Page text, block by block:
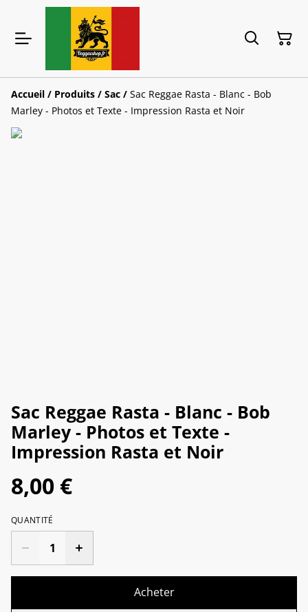
Accueil / Produits / Sac / Sac Reggae Rasta - Blanc - Bob
Marley - Photos et Texte - Impression Rasta et Noir
Sac Reggae Rasta - Blanc - Bob
Marley - Photos et Texte -
Impression Rasta et Noir
8,00 €
QUANTITÉ
Acheter